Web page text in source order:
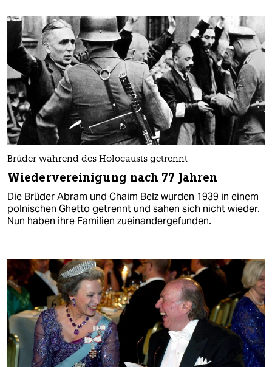
Brüder während des Holocausts getrennt
Wiedervereinigung nach 77 Jahren
Die Brüder Abram und Chaim Belz wurden 1939 in einem
polnischen Ghetto getrennt und sahen sich nicht wieder.
Nun haben ihre Familien zueinandergefunden.